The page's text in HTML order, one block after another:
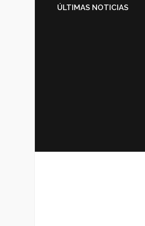
ÚLTIMAS NOTICIAS